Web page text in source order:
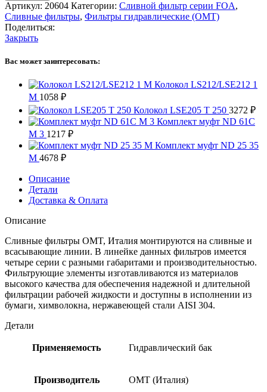
Артикул: 20604 Категории: Сливной фильтр серии FOA,
Сливные фильтры, Фильтры гидравлические (OMT)
Поделиться:
Закрыть
Вас может заинтересовать:
Колокол LS212/LSE212 1
M 1058 ₽
Колокол LSE205 T 250 3272 ₽
Комплект муфт ND 61C
M 3 1217 ₽
Комплект муфт ND 25 35
M 4678 ₽
Описание
Детали
Доставка & Оплата
Описание
Сливные фильтры OMT, Италия монтируются на сливные и
всасывающие линии. В линейке данных фильтров имеется
четыре серии с разными габаритами и производительностью.
Фильтрующие элементы изготавливаются из материалов
высокого качества для обеспечения надежной и длительной
фильтрации рабочей жидкости и доступны в исполнении из
бумаги, химволокна, нержавеющей стали AISI 304.
Детали
Применяемость Гидравлический бак
Производитель OMT (Италия)